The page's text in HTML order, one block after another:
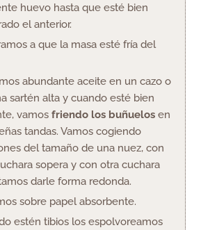
huevo hasta que esté bien
el anterior.
a que la masa esté fría del
abundante aceite en un cazo o
sartén alta y cuando esté bien
vamos friendo los buñuelosen
tandas. Vamos cogiendo
del tamaño de una nuez, con
sopera y con otra cuchara
darle forma redonda.
sobre papel absorbente.
estén tibios los espolvoreamos